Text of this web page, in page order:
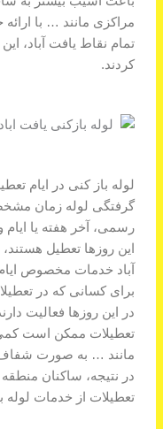
مراکزی مانند … با
تمام نقاط یافت آباد،
کردند.
لوله باز کنی در ایام
گرفتگی لوله زمان
رسمی، آخر هفته یا
این روزها تعطیل
آباد خدمات مخصوص
برای کسانی که در
در این روزها فعالیت
تعطیلات ممکن است
مانند … به صورت شفاف
در نتیجه، ساکنان
تعطیلات از خدمات لوله